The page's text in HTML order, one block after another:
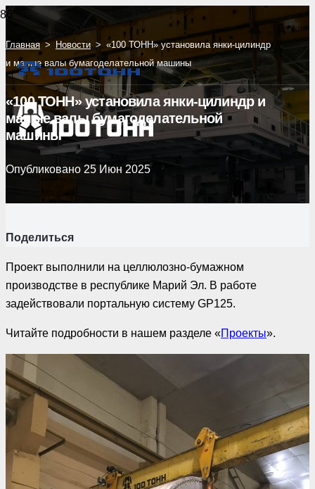
Главная > Новости > «100 ТОНН» установила янки-цилиндр
и малые валы бумагоделательной машины
«100 ТОНН» установила янки-цилиндр и
малые валы бумагоделательной
машины
Опубликовано 25 Июн 2025
Поделиться
Проект выполнили на целлюлозно-бумажном
производстве в республике Марий Эл. В работе
задействовали портальную систему GP125.
Читайте подробности в нашем разделе «Проекты».